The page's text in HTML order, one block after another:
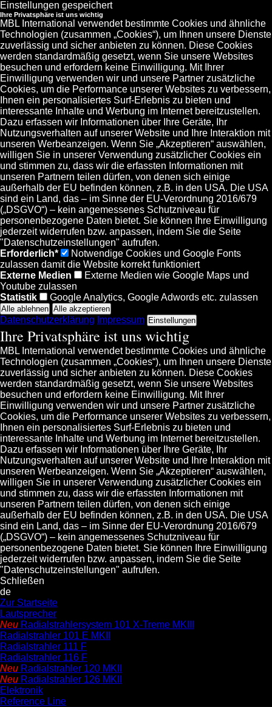
Einstellungen gespeichert
Ihre Privatsphäre ist uns wichtig
MBL International verwendet bestimmte Cookies und ähnliche
Technologien (zusammen „Cookies“), um Ihnen unsere Dienste
zuverlässig und sicher anbieten zu können. Diese Cookies
werden standardmäßig gesetzt, wenn Sie unsere Websites
besuchen und erfordern keine Einwilligung. Mit Ihrer
Einwilligung verwenden wir und unsere Partner zusätzliche
Cookies, um die Performance unserer Websites zu verbessern,
Ihnen ein personalisiertes Surf-Erlebnis zu bieten und
interessante Inhalte und Werbung im Internet bereitzustellen.
Dazu erfassen wir Informationen über Ihre Geräte, Ihr
Nutzungsverhalten auf unserer Website und Ihre Interaktion mit
unseren Werbeanzeigen. Wenn Sie „Akzeptieren“ auswählen,
willigen Sie in unserer Verwendung zusätzlicher Cookies ein
und stimmen zu, dass wir die erfassten Informationen mit
unseren Partnern teilen dürfen, von denen sich einige
außerhalb der EU befinden können, z.B. in den USA. Die USA
sind ein Land, das – im Sinne der EU-Verordnung 2016/679
(„DSGVO“) – kein angemessenes Schutzniveau für
personenbezogene Daten bietet. Sie können Ihre Einwilligung
jederzeit widerrufen bzw. anpassen, indem Sie die Seite
"Datenschutzeinstellungen" aufrufen.
Erforderlich*
Notwendige Cookies und Google Fonts
zulassen damit die Website korrekt funktioniert
Externe Medien
Externe Medien wie Google Maps und
Youtube zulassen
Statistik
Google Analytics, Google Adwords etc. zulassen
Datenschutzerklärung Impressum Einstellungen
Ihre Privatsphäre ist uns wichtig
MBL International verwendet bestimmte Cookies und ähnliche
Technologien (zusammen „Cookies“), um Ihnen unsere Dienste
zuverlässig und sicher anbieten zu können. Diese Cookies
werden standardmäßig gesetzt, wenn Sie unsere Websites
besuchen und erfordern keine Einwilligung. Mit Ihrer
Einwilligung verwenden wir und unsere Partner zusätzliche
Cookies, um die Performance unserer Websites zu verbessern,
Ihnen ein personalisiertes Surf-Erlebnis zu bieten und
interessante Inhalte und Werbung im Internet bereitzustellen.
Dazu erfassen wir Informationen über Ihre Geräte, Ihr
Nutzungsverhalten auf unserer Website und Ihre Interaktion mit
unseren Werbeanzeigen. Wenn Sie „Akzeptieren“ auswählen,
willigen Sie in unserer Verwendung zusätzlicher Cookies ein
und stimmen zu, dass wir die erfassten Informationen mit
unseren Partnern teilen dürfen, von denen sich einige
außerhalb der EU befinden können, z.B. in den USA. Die USA
sind ein Land, das – im Sinne der EU-Verordnung 2016/679
(„DSGVO“) – kein angemessenes Schutzniveau für
personenbezogene Daten bietet. Sie können Ihre Einwilligung
jederzeit widerrufen bzw. anpassen, indem Sie die Seite
"Datenschutzeinstellungen" aufrufen.
Schließen
de
Zur Startseite
Lautsprecher
Neu Radialstrahlersystem 101 X-Treme MKIII
Radialstrahler 101 E MKII
Radialstrahler 111 F
Radialstrahler 116 F
Neu Radialstrahler 120 MKII
Neu Radialstrahler 126 MKII
Elektronik
Reference Line